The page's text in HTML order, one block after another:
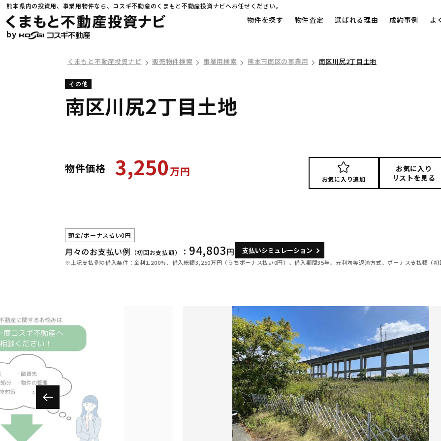
熊本県内の投資用、事業用物件なら、コスギ不動産のくまもと不動産投資ナビへお任せください。
by
物件を探す 物件査定 選ばれる理由 成約事例 よ
くまもと不動産投資ナビ 販売物件検索 事業用検索 熊本市南区の事業用 南区川尻2丁目土地
その他
南区川尻2丁目土地
物件価格 3,250万円
お気に入り追加
お気に入り
リストを見る
頭金/ボーナス払い0円
月々のお支払い例 （初回お支払額） ： 94,803円 支払いシミュレーション
※上記支払例の借入条件：金利1.200%、借入総額3,250万円（うちボーナス払い0円）、借入期間35年、元利均等返済方式、ボーナス支払額（